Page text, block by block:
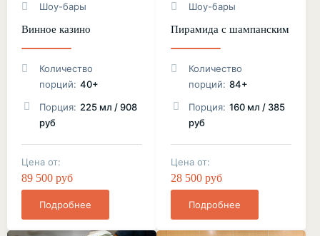
Шоу-бары
Винное казино
Количество
порций: 40+
Порция: 225 мл / 908
руб
Цена от:
89 500 руб
Подробнее
Шоу-бары
Пирамида с шампанским
Количество
порций: 84+
Порция: 160 мл / 385
руб
Цена от:
28 500 руб
Подробнее